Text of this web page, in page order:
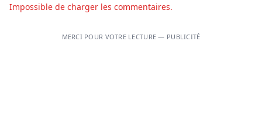
Impossible de charger les commentaires.
MERCI POUR VOTRE LECTURE — PUBLICITÉ